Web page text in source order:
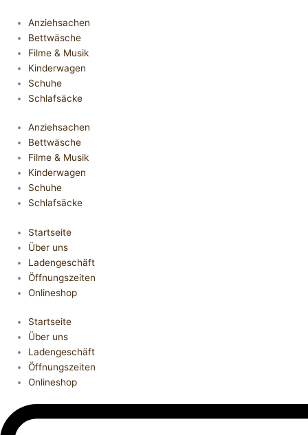
Anziehsachen
Bettwäsche
Filme & Musik
Kinderwagen
Schuhe
Schlafsäcke
Anziehsachen
Bettwäsche
Filme & Musik
Kinderwagen
Schuhe
Schlafsäcke
Startseite
Über uns
Ladengeschäft
Öffnungszeiten
Onlineshop
Startseite
Über uns
Ladengeschäft
Öffnungszeiten
Onlineshop